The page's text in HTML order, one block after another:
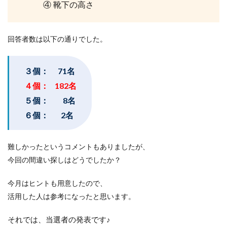
④ 靴下の高さ
回答者数は以下の通りでした。
３個： 71名
４個： 182名
５個： 8名
６個： 2名
難しかったというコメントもありましたが、
今回の間違い探しはどうでしたか？
今月はヒントも用意したので、
活用した人は参考になったと思います。
それでは、当選者の発表です♪